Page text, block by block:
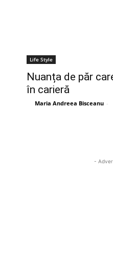
Life Style
Nuanța de păr
în carieră
Maria Andreea Bisceanu -
-